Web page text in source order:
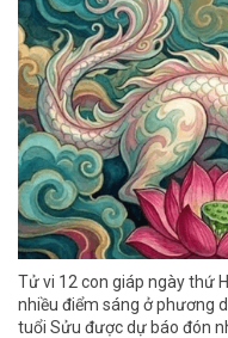
Tử vi 12 con giáp ngày thứ
nhiều điểm sáng ở phương
tuổi Sửu được dự báo đón